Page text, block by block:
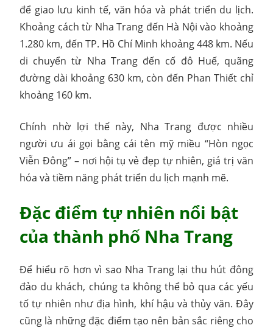
để giao lưu kinh tế, văn hóa và phát triển du lịch.
Khoảng cách từ Nha Trang đến Hà Nội vào khoảng
1.280 km, đến TP. Hồ Chí Minh khoảng 448 km. Nếu
di chuyển từ Nha Trang đến cố đô Huế, quãng
đường dài khoảng 630 km, còn đến Phan Thiết chỉ
khoảng 160 km.
Chính nhờ lợi thế này, Nha Trang được nhiều
người ưu ái gọi bằng cái tên mỹ miều “Hòn ngọc
Viễn Đông” – nơi hội tụ vẻ đẹp tự nhiên, giá trị văn
hóa và tiềm năng phát triển du lịch mạnh mẽ.
Đặc điểm tự nhiên nổi bật
của thành phố Nha Trang
Để hiểu rõ hơn vì sao Nha Trang lại thu hút đông
đảo du khách, chúng ta không thể bỏ qua các yếu
tố tự nhiên như địa hình, khí hậu và thủy văn. Đây
cũng là những đặc điểm tạo nên bản sắc riêng cho